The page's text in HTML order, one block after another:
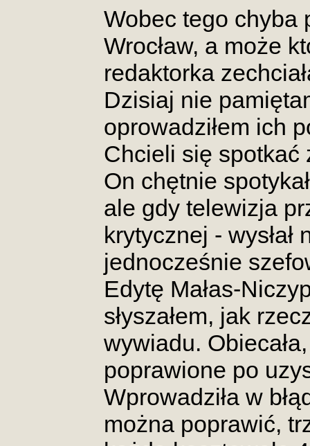
Wobec tego chyba
Wrocław, a może
redaktorka
Dzisiaj nie
oprowadziłem ich
Chcieli się spotkać
On chętnie
ale gdy telewizja
krytycznej -
jednocześnie
Edytę Małas-
słyszałem, jak
wywiadu.
poprawione po
Wprowadziła w
można poprawić,